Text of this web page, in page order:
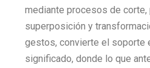
mediante procesos de corte,
superposición y
gestos, convierte el soporte
significado, donde lo que